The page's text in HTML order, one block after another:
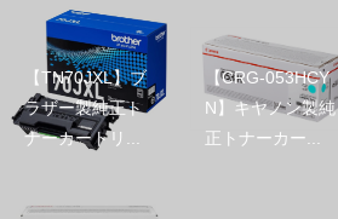
【TN70JXL】ブ
ラザー製純正ト
ナーカートリ...
【CRG-053HCY
N】キヤノン製純
正トナーカー...